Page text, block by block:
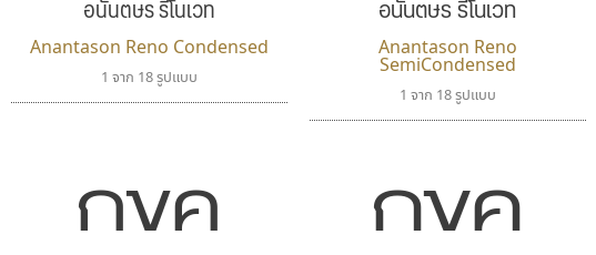
อนันตษร รีโนเวท
Anantason Reno Condensed
1 จาก 18 รูปแบบ
อนันตษร รีโนเวท
Anantason Reno
SemiCondensed
1 จาก 18 รูปแบบ
กขค กขค